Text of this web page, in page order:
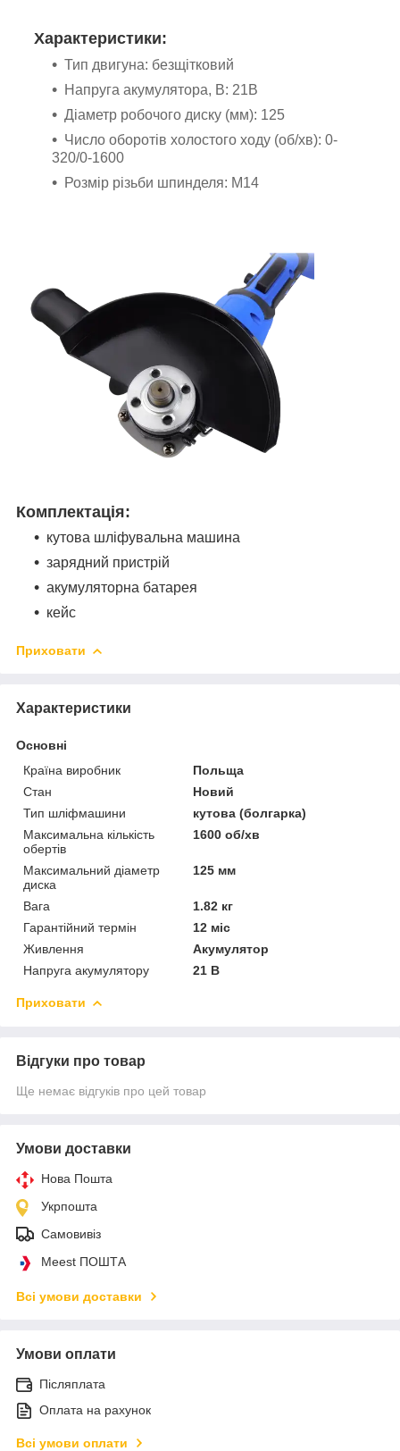
Характеристики:
Тип двигуна: безщітковий
Напруга акумулятора, В: 21В
Діаметр робочого диску (мм): 125
Число оборотів холостого ходу (об/хв): 0-
320/0-1600
Розмір різьби шпинделя: М14
Комплектація:
кутова шліфувальна машина
зарядний пристрій
акумуляторна батарея
кейс
Приховати
Характеристики
Основні
Країна виробник
Польща
Стан
Новий
Тип шліфмашини
кутова (болгарка)
Максимальна кількість
обертів
1600 об/хв
Максимальний діаметр
диска
125 мм
Вага
1.82 кг
Гарантійний термін
12 міс
Живлення
Акумулятор
Напруга акумулятору
21 В
Приховати
Відгуки про товар
Ще немає відгуків про цей товар
Умови доставки
Нова Пошта
Укрпошта
Самовивіз
Meest ПОШТА
Всі умови доставки
Умови оплати
Післяплата
Оплата на рахунок
Всі умови оплати